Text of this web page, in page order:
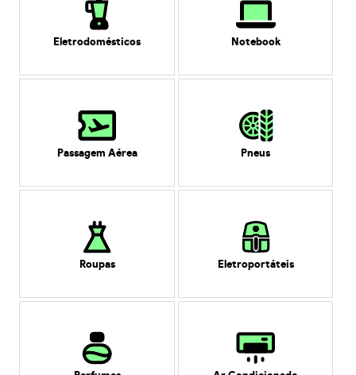
Eletrodomésticos Notebook
Passagem Aérea Pneus
Roupas Eletroportáteis